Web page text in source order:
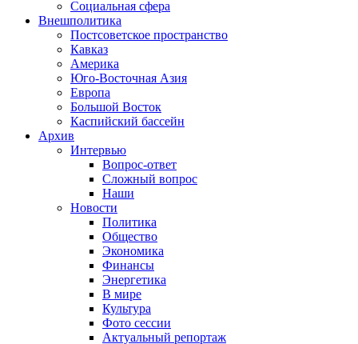
Социальная сфера
Внешполитика
Постсоветское пространство
Кавказ
Америка
Юго-Восточная Азия
Европа
Большой Восток
Каспийский бассейн
Архив
Интервью
Вопрос-ответ
Сложный вопрос
Наши
Новости
Политика
Общество
Экономика
Финансы
Энергетика
В мире
Культура
Фото сессии
Актуальный репортаж